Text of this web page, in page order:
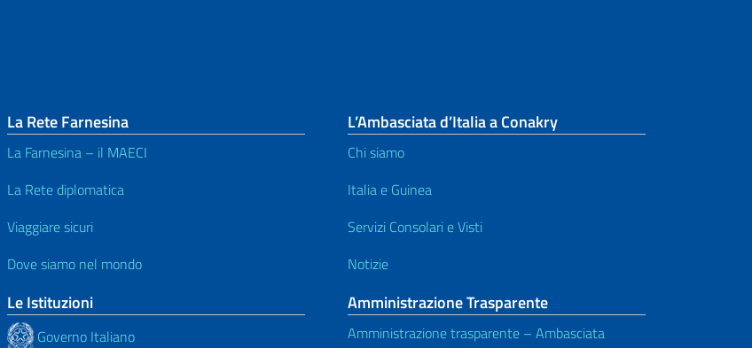
La Rete Farnesina
La Farnesina – il MAECI
La Rete diplomatica
Viaggiare sicuri
Dove siamo nel mondo
Le Istituzioni
Governo Italiano
L’Ambasciata d’Italia a Conakry
Chi siamo
Italia e Guinea
Servizi Consolari e Visti
Notizie
Amministrazione Trasparente
Amministrazione trasparente – Ambasciata